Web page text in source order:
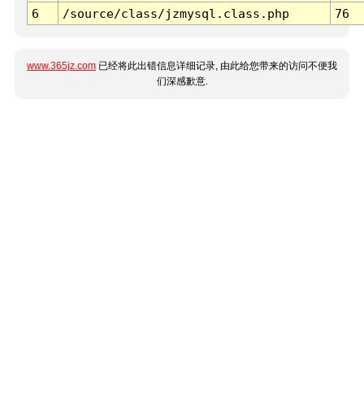
6
/source/class/jzmysql.class.php 76
www.365jz.com 已经将此出错信息详细记录, 由此给您带来的访问不便我
们深感歉意.